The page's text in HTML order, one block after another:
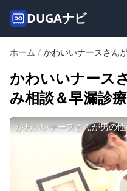
DUGAナビ
ホーム / かわいいナースさん
かわいいナース
み相談＆早漏診療